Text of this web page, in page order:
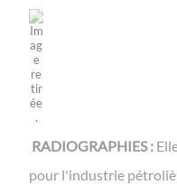
RADIOGRAPHIES :
pour l'industrie